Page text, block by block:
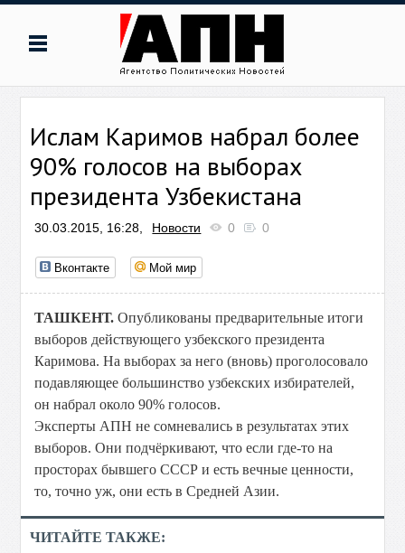
Ислам Каримов набрал более
90% голосов на выборах
президента Узбекистана
30.03.2015, 16:28, Новости 0 0
Вконтакте Мой мир
ТАШКЕНТ.Опубликованы предварительные итоги
выборов действующего узбекского президента
Каримова. На выборах за него (вновь) проголосовало
подавляющее большинство узбекских избирателей,
он набрал около 90% голосов.
Эксперты АПН не сомневались в результатах этих
выборов. Они подчёркивают, что если где-то на
просторах бывшего СССР и есть вечные ценности,
то, точно уж, они есть в Средней Азии.
ЧИТАЙТЕ ТАКЖЕ: